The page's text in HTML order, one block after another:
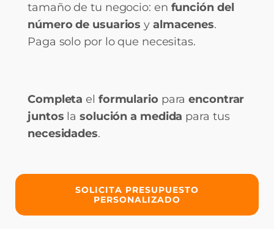
tamaño de tu negocio: en función del
número de usuarios y almacenes.
Paga solo por lo que necesitas.
Completa el formulariopara encontrar
juntos lasolución a medida para tus
necesidades.
SOLICITA PRESUPUESTO
PERSONALIZADO